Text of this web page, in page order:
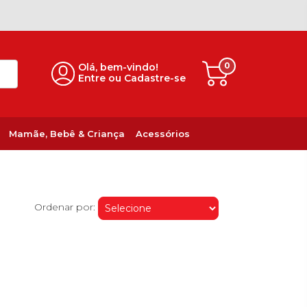
Olá, bem-vindo!
Entre ou Cadastre-se
0
Mamãe, Bebê & Criança Acessórios
Ordenar por: